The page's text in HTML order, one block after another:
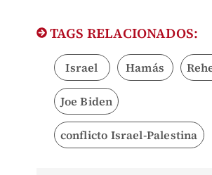
TAGS RELACIONADOS:
Israel Hamás
Joe Biden
conflicto Israel-Palestina